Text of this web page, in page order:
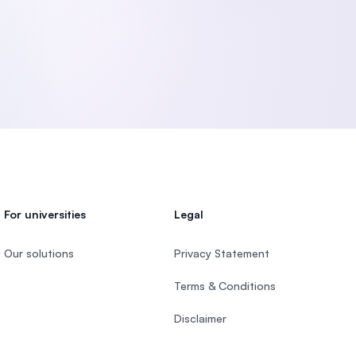
For universities
Our solutions
Legal
Privacy Statement
Terms & Conditions
Disclaimer